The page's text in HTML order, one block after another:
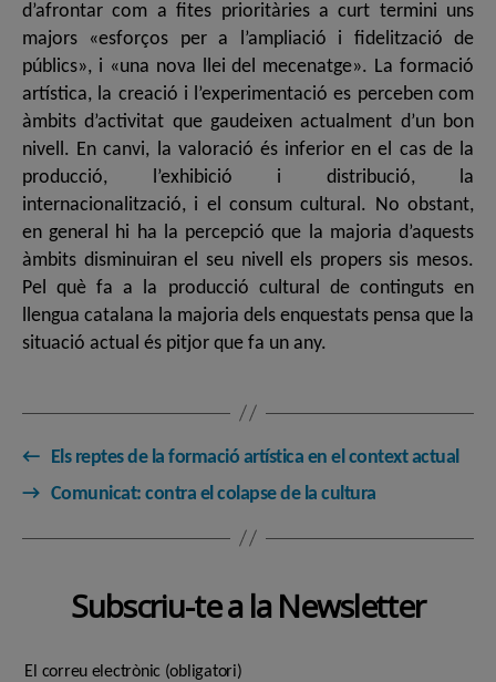
d’afrontar com a fites prioritàries a curt termini uns
majors «esforços per a l’ampliació i fidelització de
públics», i «una nova llei del mecenatge». La formació
artística, la creació i l’experimentació es perceben com
àmbits d’activitat que gaudeixen actualment d’un bon
nivell. En canvi, la valoració és inferior en el cas de la
producció, l’exhibició i distribució, la
internacionalització, i el consum cultural. No obstant,
en general hi ha la percepció que la majoria d’aquests
àmbits disminuiran el seu nivell els propers sis mesos.
Pel què fa a la producció cultural de continguts en
llengua catalana la majoria dels enquestats pensa que la
situació actual és pitjor que fa un any.
←
Els reptes de la formació artística en el context actual
→ Comunicat: contra el colapse de la cultura
Subscriu-te a la Newsletter
El correu electrònic (obligatori)